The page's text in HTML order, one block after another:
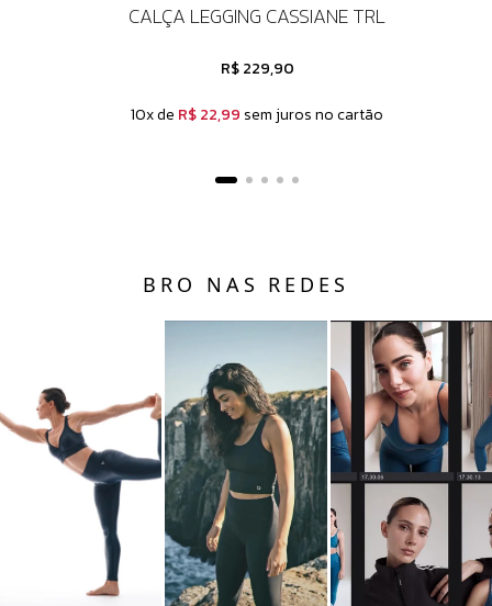
CALÇA LEGGING CASSIANE TRL
R$ 229,90
10x de R$ 22,99 sem juros no cartão
BRO NAS REDES